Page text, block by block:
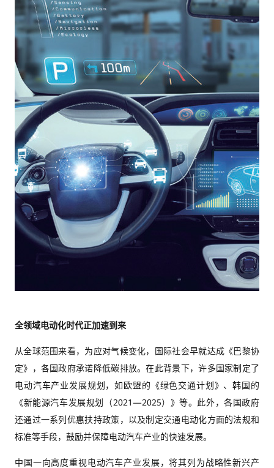
全领域电动化时代正加速到来
从全球范围来看，为应对气候变化，国际社会早就达成《巴黎协
定》，各国政府承诺降低碳排放。在此背景下，许多国家制定了
电动汽车产业发展规划，如欧盟的《绿色交通计划》、韩国的
《新能源汽车发展规划（2021—2025）》等。此外，各国政府
还通过一系列优惠扶持政策，以及制定交通电动化方面的法规和
标准等手段，鼓励并保障电动汽车产业的快速发展。
中国一向高度重视电动汽车产业发展，将其列为战略性新兴产